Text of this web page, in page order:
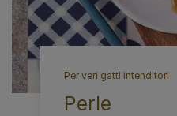
Per veri gatti intenditori
Perle